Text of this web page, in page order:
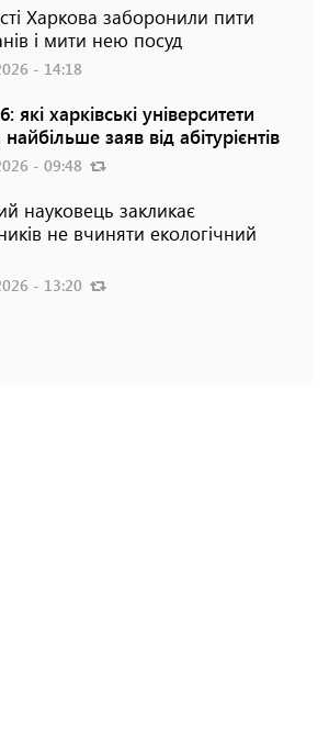
Харкова заборонили пити
і мити нею посуд
- 14:18
які харківські університети
заяв від абітурієнтів
- 09:48
науковець закликає
не вчиняти екологічний
- 13:20